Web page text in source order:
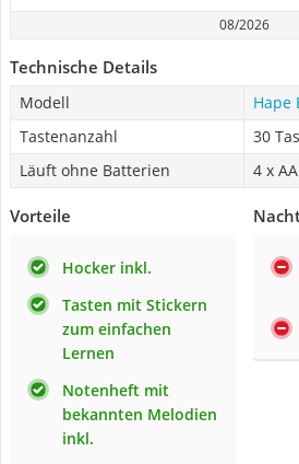
08/2026
Technische Details
Modell
Hape
Tastenanzahl
30
Läuft ohne Batterien
4 x
Vorteile
Hocker inkl.
Tasten mit Stickern
zum einfachen
Lernen
Notenheft mit
bekannten Melodien
inkl.